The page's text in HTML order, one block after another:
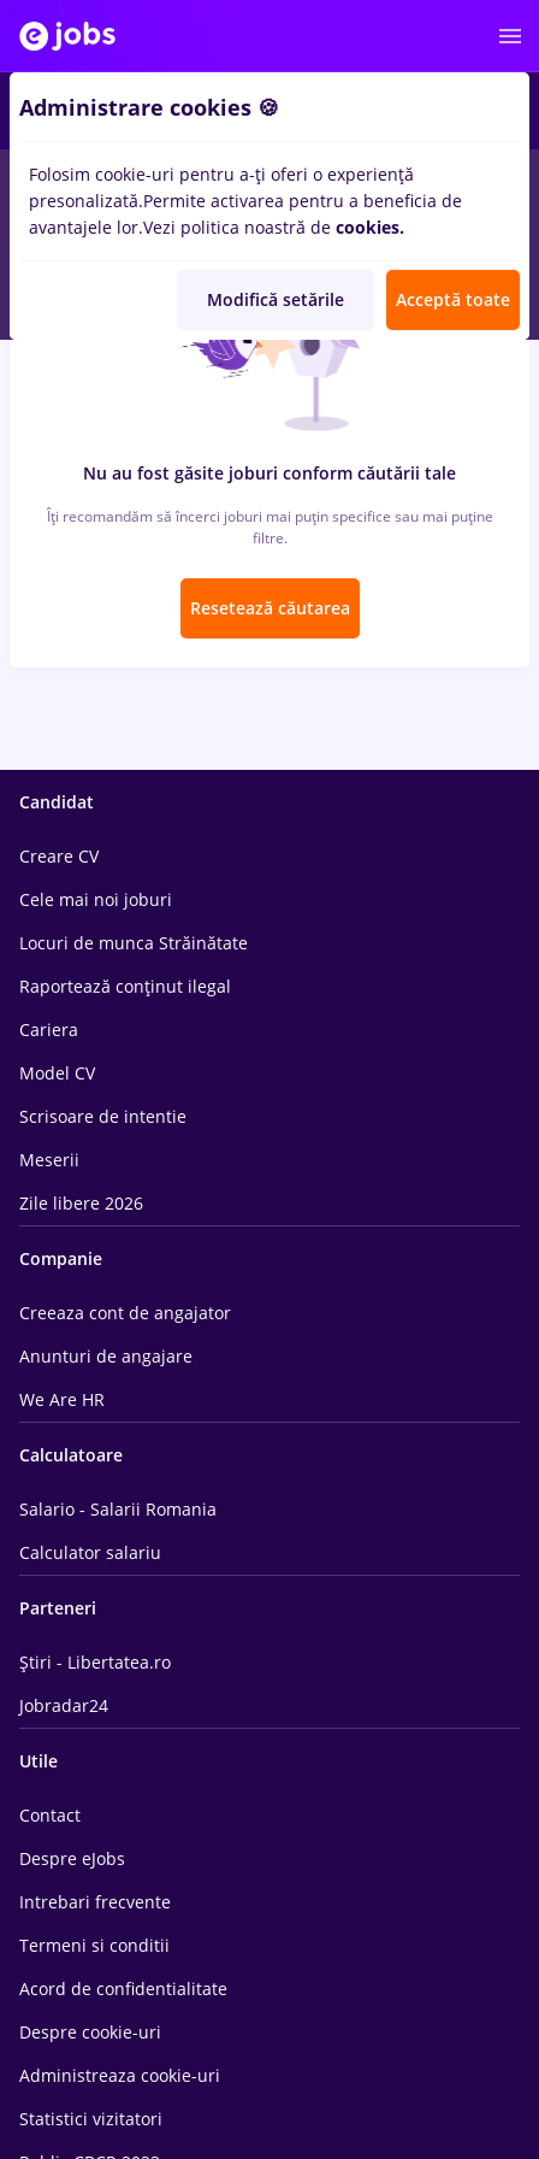
locuri de muncacu salarii Full time inDorohoipentru
Level (< 2 ani)inTransport / Distributie, IT / Telecom
Nu au fost găsite joburi conform căutării tale
Îți recomandăm să încerci joburi mai puțin specifice sau mai puține
filtre.
Resetează căutarea
Candidat
Creare CV
Cele mai noi joburi
Locuri de munca Străinătate
Raportează conținut ilegal
Cariera
Model CV
Scrisoare de intentie
Meserii
Zile libere 2026
Companie
Creeaza cont de angajator
Anunturi de angajare
We Are HR
Calculatoare
Salario - Salarii Romania
Calculator salariu
Parteneri
Știri - Libertatea.ro
Jobradar24
Utile
Contact
Despre eJobs
Intrebari frecvente
Termeni si conditii
Acord de confidentialitate
Despre cookie-uri
Administreaza cookie-uri
Statistici vizitatori
Administrare cookies 🍪
Folosim cookie-uri pentru a-ți oferi o experiență
presonalizată.Permite activarea pentru a beneficia de
avantajele lor.Vezi politica noastră de cookies.
Modifică setările Acceptă toate